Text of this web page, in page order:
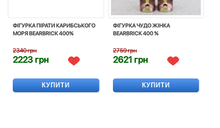
ФІГУРКА ПІРАТИ КАРИБСЬКОГО
МОРЯ BEARBRICK 400%
2340 грн
2223 грн
КУПИТИ
ФІГУРКА ЧУДО ЖІНКА
BEARBRICK 400 %
2759 грн
2621 грн
КУПИТИ